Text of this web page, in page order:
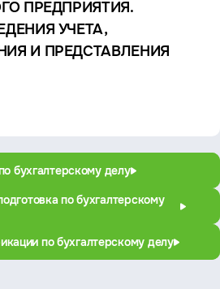
ПРЕДПРИЯТИЯ.
УЧЕТА,
И ПРЕДСТАВЛЕНИЯ
бухгалтерскому делу
по бухгалтерскому
по бухгалтерскому делу